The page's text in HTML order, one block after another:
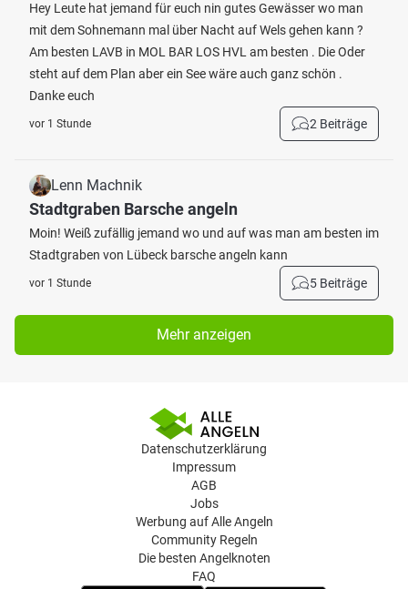
Hey Leute hat jemand für euch nin gutes Gewässer wo man
mit dem Sohnemann mal über Nacht auf Wels gehen kann ?
Am besten LAVB in MOL BAR LOS HVL am besten . Die Oder
steht auf dem Plan aber ein See wäre auch ganz schön .
Danke euch
vor 1 Stunde 2 Beiträge
Lenn Machnik
Stadtgraben Barsche angeln
Moin! Weiß zufällig jemand wo und auf was man am besten im
Stadtgraben von Lübeck barsche angeln kann
vor 1 Stunde 5 Beiträge
Mehr anzeigen
Datenschutzerklärung
Impressum
AGB
Jobs
Werbung auf Alle Angeln
Community Regeln
Die besten Angelknoten
FAQ